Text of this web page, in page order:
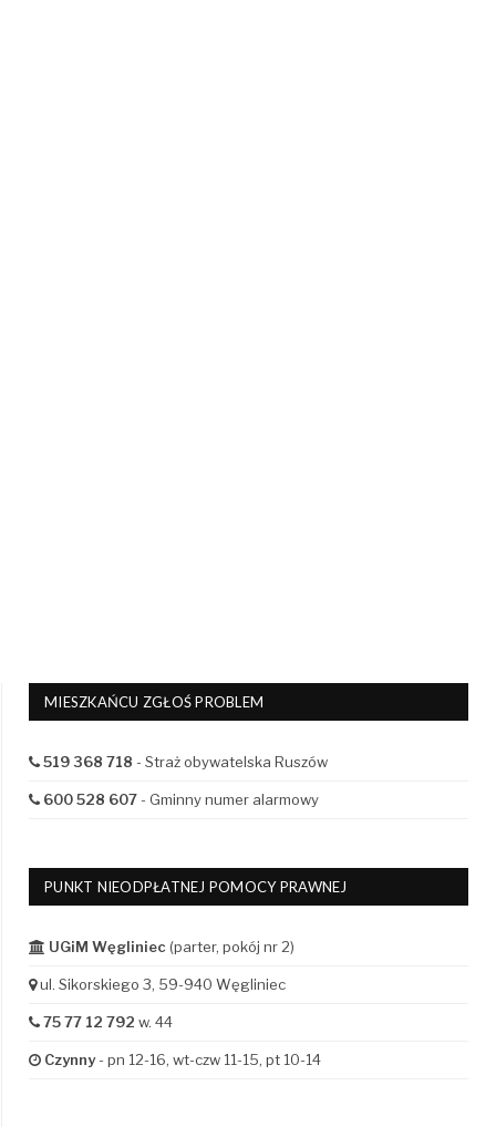
MIESZKAŃCU ZGŁOŚ PROBLEM
519 368 718 - Straż obywatelska Ruszów
600 528 607- Gminny numer alarmowy
PUNKT NIEODPŁATNEJ POMOCY PRAWNEJ
UGiM Węgliniec (parter, pokój nr 2)
ul. Sikorskiego 3, 59-940 Węgliniec
75 77 12 792 w. 44
Czynny- pn 12-16, wt-czw 11-15, pt 10-14